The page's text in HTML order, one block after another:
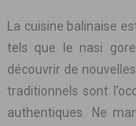
La cuisine balinaise
tels que le nasi
découvrir de
traditionnels sont
authentiques. Ne